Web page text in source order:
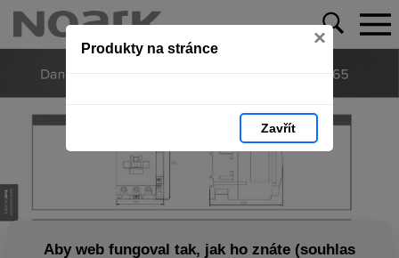
Produkty na stránce ×
Zavřít
Aby web fungoval tak, jak ho znáte (souhlas